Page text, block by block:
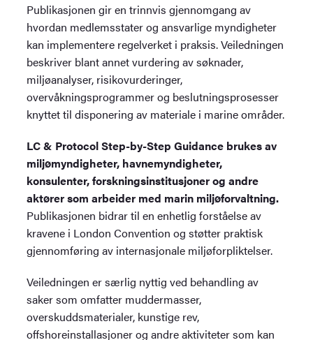
Publikasjonen gir en trinnvis gjennomgang av
hvordan medlemsstater og ansvarlige myndigheter
kan implementere regelverket i praksis. Veiledningen
beskriver blant annet vurdering av søknader,
miljøanalyser, risikovurderinger,
overvåkningsprogrammer og beslutningsprosesser
knyttet til disponering av materiale i marine områder.
LC & Protocol Step-by-Step Guidance brukes av
miljømyndigheter, havnemyndigheter,
konsulenter, forskningsinstitusjoner og andre
aktører som arbeider med marin miljøforvaltning.
Publikasjonen bidrar til en enhetlig forståelse av
kravene i London Convention og støtter praktisk
gjennomføring av internasjonale miljøforpliktelser.
Veiledningen er særlig nyttig ved behandling av
saker som omfatter muddermasser,
overskuddsmaterialer, kunstige rev,
offshoreinstallasjoner og andre aktiviteter som kan